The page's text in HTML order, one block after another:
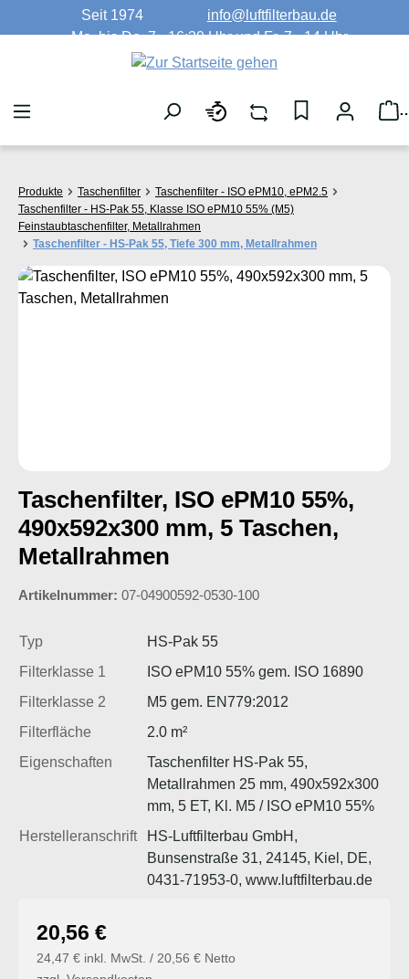
Zum Hauptinhalt springen
Seit 1974
info@luftfilterbau.de
Mo. bis Do. 7 - 16:30 Uhr und Fr. 7 - 14 Uhr
Produkte Taschenfilter
Taschenfilter - ISO ePM10, ePM2.5
Taschenfilter - HS-Pak 55, Klasse ISO ePM10 55% (M5)
Feinstaubtaschenfilter, Metallrahmen
Taschenfilter - HS-Pak 55, Tiefe 300 mm, Metallrahmen
Bildergalerie überspringen
Taschenfilter, ISO ePM10 55%,
490x592x300 mm, 5 Taschen,
Metallrahmen
Artikelnummer: 07-04900592-0530-100
Typ
HS-Pak 55
Filterklasse 1
ISO ePM10 55% gem. ISO 16890
Filterklasse 2
M5 gem. EN779:2012
Filterfläche
2.0 m²
Eigenschaften
Taschenfilter HS-Pak 55,
Metallrahmen 25 mm, 490x592x300
mm, 5 ET, Kl. M5 / ISO ePM10 55%
Herstelleranschrift
HS-Luftfilterbau GmbH,
Bunsenstraße 31, 24145, Kiel, DE,
0431-71953-0, www.luftfilterbau.de
Regulärer Preis:
20,56 €
24,47 € inkl. MwSt. / 20,56 € Netto